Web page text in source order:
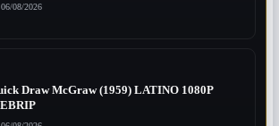
06/08/2026
Draw McGraw (1959) LATINO 1080P